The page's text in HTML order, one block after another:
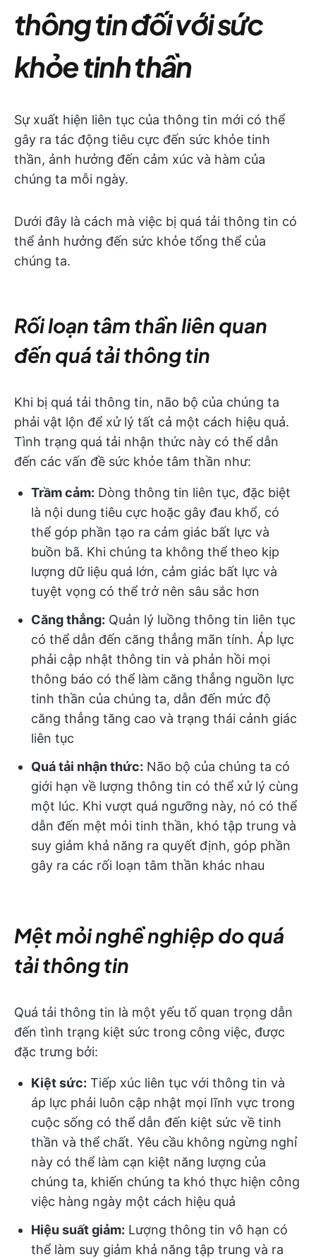
thông tin đối với sức
khỏe tinh thần
Sự xuất hiện liên tục của thông tin mới có thể
gây ra tác động tiêu cực đến sức khỏe tinh
thần, ảnh hưởng đến cảm xúc và hàm của
chúng ta mỗi ngày.
Dưới đây là cách mà việc bị quá tải thông tin có
thể ảnh hưởng đến sức khỏe tổng thể của
chúng ta.
Rối loạn tâm thần liên quan
đến quá tải thông tin
Khi bị quá tải thông tin, não bộ của chúng ta
phải vật lộn để xử lý tất cả một cách hiệu quả.
Tình trạng quá tải nhận thức này có thể dẫn
đến các vấn đề sức khỏe tâm thần như:
Trầm cảm: Dòng thông tin liên tục, đặc biệt
là nội dung tiêu cực hoặc gây đau khổ, có
thể góp phần tạo ra cảm giác bất lực và
buồn bã. Khi chúng ta không thể theo kịp
lượng dữ liệu quá lớn, cảm giác bất lực và
tuyệt vọng có thể trở nên sâu sắc hơn
Căng thẳng: Quản lý luồng thông tin liên tục
có thể dẫn đến căng thẳng mãn tính. Áp lực
phải cập nhật thông tin và phản hồi mọi
thông báo có thể làm căng thẳng nguồn lực
tinh thần của chúng ta, dẫn đến mức độ
căng thẳng tăng cao và trạng thái cảnh giác
liên tục
Quá tải nhận thức: Não bộ của chúng ta có
giới hạn về lượng thông tin có thể xử lý cùng
một lúc. Khi vượt quá ngưỡng này, nó có thể
dẫn đến mệt mỏi tinh thần, khó tập trung và
suy giảm khả năng ra quyết định, góp phần
gây ra các rối loạn tâm thần khác nhau
Mệt mỏi nghề nghiệp do quá
tải thông tin
Quá tải thông tin là một yếu tố quan trọng dẫn
đến tình trạng kiệt sức trong công việc, được
đặc trưng bởi:
Kiệt sức: Tiếp xúc liên tục với thông tin và
áp lực phải luôn cập nhật mọi lĩnh vực trong
cuộc sống có thể dẫn đến kiệt sức về tinh
thần và thể chất. Yêu cầu không ngừng nghỉ
này có thể làm cạn kiệt năng lượng của
chúng ta, khiến chúng ta khó thực hiện công
việc hàng ngày một cách hiệu quả
Hiệu suất giảm: Lượng thông tin vô hạn có
thể làm suy giảm khả năng tập trung và ra